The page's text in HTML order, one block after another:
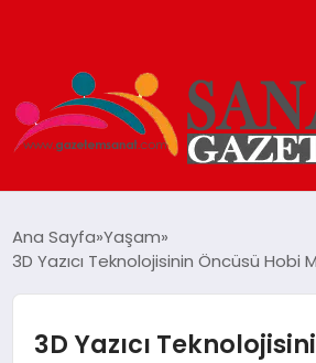
SIYASET
Ana Sayfa Yaşam
3D Yazıcı Teknolojisinin Öncüsü Hobi
3D Yazıcı